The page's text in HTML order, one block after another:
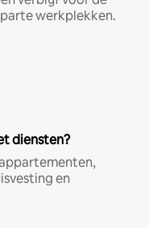
werkplekken.
diensten?
en